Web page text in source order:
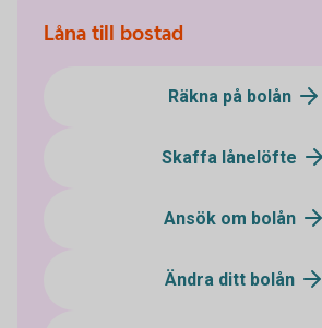
Låna till bostad
Räkna på bolån
Skaffa lånelöfte
Ansök om bolån
Ändra ditt bolån